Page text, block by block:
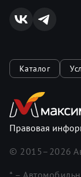
Каталог
Правовая
© 2015– 2026